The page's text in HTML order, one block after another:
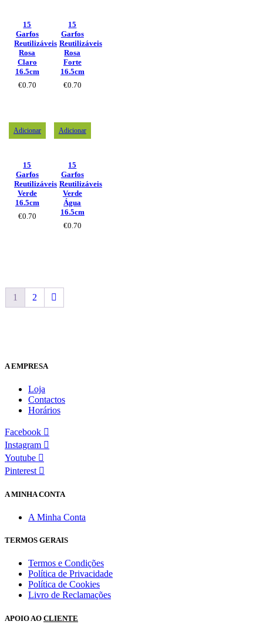
15
Garfos
Reutilizáveis
Rosa
Claro
16.5cm
€0.70
15
Garfos
Reutilizáveis
Rosa
Forte
16.5cm
€0.70
Adicionar
15
Garfos
Reutilizáveis
Verde
16.5cm
€0.70
Adicionar
15
Garfos
Reutilizáveis
Verde
Água
16.5cm
€0.70
1 2
A EMPRESA
Loja
Contactos
Horários
Facebook
Instagram
Youtube
Pinterest
A MINHA CONTA
A Minha Conta
TERMOS GERAIS
Termos e Condições
Política de Privacidade
Política de Cookies
Livro de Reclamações
APOIO AO CLIENTE